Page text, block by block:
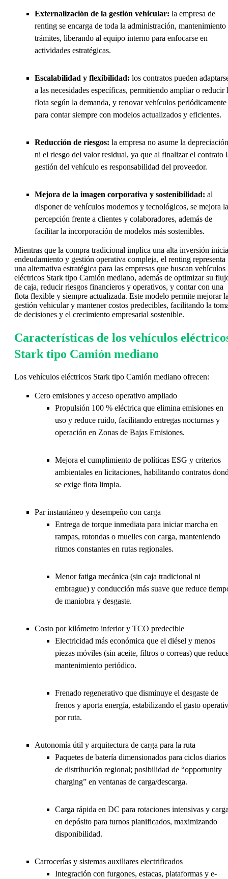
Externalización de la gestión vehicular: la empresa de
renting se encarga de toda la administración, mantenimiento
trámites, liberando al equipo interno para enfocarse en
actividades estratégicas.
Escalabilidad y flexibilidad: los contratos pueden
a las necesidades específicas, permitiendo ampliar o reducir
flota según la demanda, y renovar vehículos periódicamente
para contar siempre con modelos actualizados y eficientes.
Reducción de riesgos: la empresa no asume la depreciación
ni el riesgo del valor residual, ya que al finalizar el contrato
gestión del vehículo es responsabilidad del proveedor.
Mejora de la imagen corporativa y sostenibilidad: al
disponer de vehículos modernos y tecnológicos, se mejora la
percepción frente a clientes y colaboradores, además de
facilitar la incorporación de modelos más sostenibles.
Mientras que la compra tradicional implica una alta inversión
endeudamiento y gestión operativa compleja, el renting representa
una alternativa estratégica para las empresas que buscan vehículos
eléctricos Stark tipo Camión mediano, además de optimizar su
de caja, reducir riesgos financieros y operativos, y contar con una
flota flexible y siempre actualizada. Este modelo permite mejorar
gestión vehicular y mantener costos predecibles, facilitando la
de decisiones y el crecimiento empresarial sostenible.
Características de los vehículos
Stark tipo Camión mediano
Los vehículos eléctricos Stark tipo Camión mediano ofrecen:
Cero emisiones y acceso operativo ampliado
Propulsión 100 % eléctrica que elimina emisiones en
uso y reduce ruido, facilitando entregas nocturnas y
operación en Zonas de Bajas Emisiones.
Mejora el cumplimiento de políticas ESG y criterios
ambientales en licitaciones, habilitando contratos
se exige flota limpia.
Par instantáneo y desempeño con carga
Entrega de torque inmediata para iniciar marcha en
rampas, rotondas o muelles con carga, manteniendo
ritmos constantes en rutas regionales.
Menor fatiga mecánica (sin caja tradicional ni
embrague) y conducción más suave que reduce
de maniobra y desgaste.
Costo por kilómetro inferior y TCO predecible
Electricidad más económica que el diésel y menos
piezas móviles (sin aceite, filtros o correas) que
mantenimiento periódico.
Frenado regenerativo que disminuye el desgaste de
frenos y aporta energía, estabilizando el gasto
por ruta.
Autonomía útil y arquitectura de carga para la ruta
Paquetes de batería dimensionados para ciclos diarios
de distribución regional; posibilidad de “opportunity
charging” en ventanas de carga/descarga.
Carga rápida en DC para rotaciones intensivas y
en depósito para turnos planificados, maximizando
disponibilidad.
Carrocerías y sistemas auxiliares electrificados
Integración con furgones, estacas, plataformas y e-